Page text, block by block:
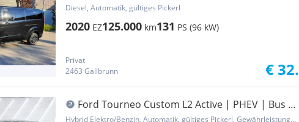
Titanium Aut.
Diesel, Automatik, gültiges Pickerl
2020 EZ125.000 km131 PS (96 kW)
Privat
2463 Gallbrunn
€
Ford Tourneo Custom L2 Active | PHEV | Bus 8-
Sitze |...
Hybrid Elektro/Benzin, Automatik, gültiges Pickerl, Gewährleistung, Garantie